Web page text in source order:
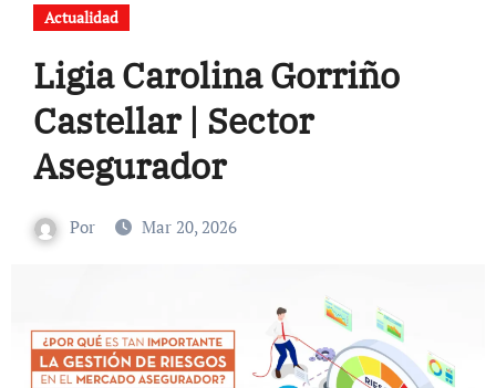
Actualidad
Ligia Carolina Gorriño
Castellar | Sector
Asegurador
Por Mar 20, 2026